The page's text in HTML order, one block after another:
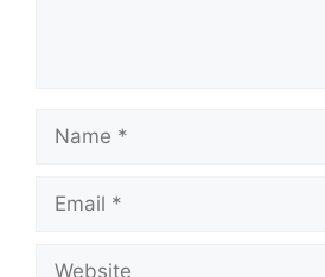
Name
Email
Website